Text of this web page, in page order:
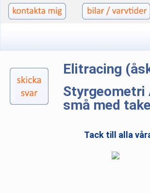
Elitracing
Styrgeometri
små med
Tack till alla